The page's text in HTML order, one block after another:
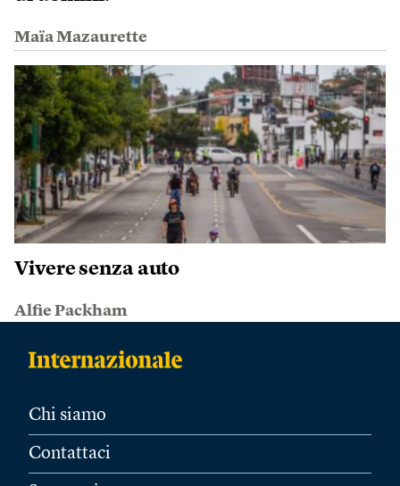
Maïa Mazaurette
Vivere senza auto
Alfie Packham
Chi siamo
Contattaci